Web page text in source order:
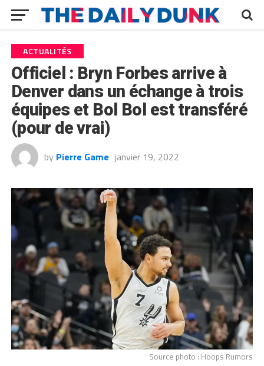
ACTUALITÉS
Officiel : Bryn Forbes arrive à
Denver dans un échange à trois
équipes et Bol Bol est transféré
(pour de vrai)
by Pierre Game janvier 19, 2022
Source photo : Hoops Rumors